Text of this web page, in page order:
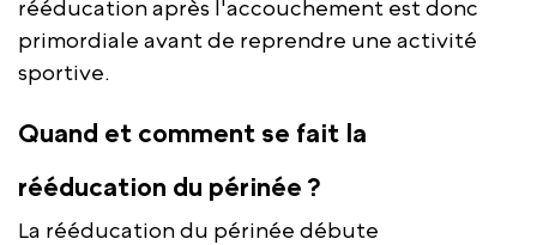
rééducation après l'accouchement est donc
primordiale avant de reprendre une activité
sportive.
Quand et comment se fait la
rééducation du périnée ?
La rééducation du périnée débute